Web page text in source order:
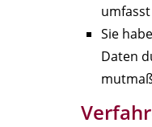
Sie
Daten